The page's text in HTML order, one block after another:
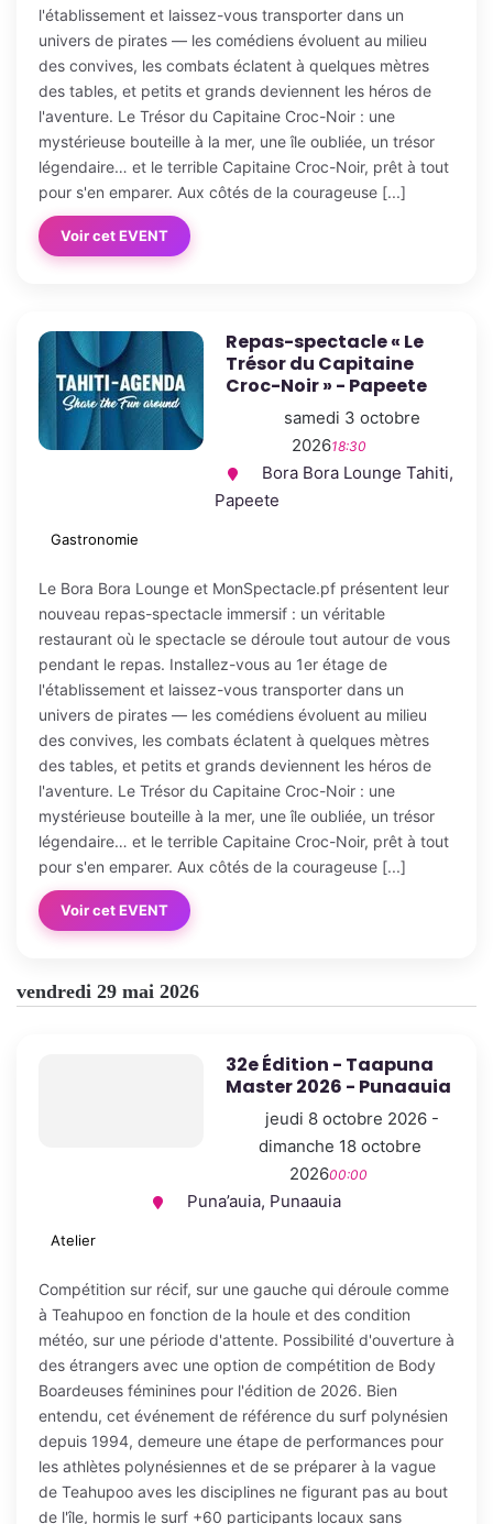
l'établissement et laissez-vous transporter dans un
univers de pirates — les comédiens évoluent au milieu
des convives, les combats éclatent à quelques mètres
des tables, et petits et grands deviennent les héros de
l'aventure. Le Trésor du Capitaine Croc-Noir : une
mystérieuse bouteille à la mer, une île oubliée, un trésor
légendaire… et le terrible Capitaine Croc-Noir, prêt à tout
pour s'en emparer. Aux côtés de la courageuse [...]
Voir cet EVENT
Repas-spectacle « Le
Trésor du Capitaine
Croc-Noir » - Papeete
samedi 3 octobre
202618:30
Bora Bora Lounge Tahiti,
Papeete
Gastronomie
Le Bora Bora Lounge et MonSpectacle.pf présentent leur
nouveau repas-spectacle immersif : un véritable
restaurant où le spectacle se déroule tout autour de vous
pendant le repas. Installez-vous au 1er étage de
l'établissement et laissez-vous transporter dans un
univers de pirates — les comédiens évoluent au milieu
des convives, les combats éclatent à quelques mètres
des tables, et petits et grands deviennent les héros de
l'aventure. Le Trésor du Capitaine Croc-Noir : une
mystérieuse bouteille à la mer, une île oubliée, un trésor
légendaire… et le terrible Capitaine Croc-Noir, prêt à tout
pour s'en emparer. Aux côtés de la courageuse [...]
Voir cet EVENT
vendredi 29 mai 2026
32e Édition - Taapuna
Master 2026 - Punaauia
jeudi 8 octobre 2026 -
dimanche 18 octobre
202600:00
Puna’auia, Punaauia
Atelier
Compétition sur récif, sur une gauche qui déroule comme
à Teahupoo en fonction de la houle et des condition
météo, sur une période d'attente. Possibilité d'ouverture à
des étrangers avec une option de compétition de Body
Boardeuses féminines pour l'édition de 2026. Bien
entendu, cet événement de référence du surf polynésien
depuis 1994, demeure une étape de performances pour
les athlètes polynésiennes et de se préparer à la vague
de Teahupoo aves les disciplines ne figurant pas au bout
de l'île, hormis le surf +60 participants locaux sans